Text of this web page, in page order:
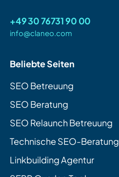
+49 30 76731 90 00
info@claneo.com
Beliebte Seiten
SEO Betreuung
SEO Beratung
SEO Relaunch Betreuung
Technische SEO-Beratung
Linkbuilding Agentur